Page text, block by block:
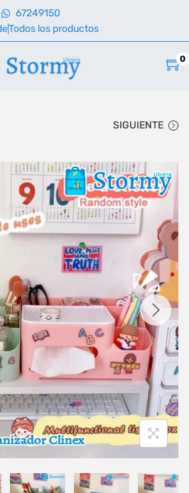
67249150
Todos los productos
0
SIGUIENTE